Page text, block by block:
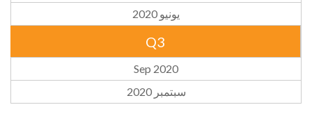
يونيو 2020
Q3
Sep 2020
سبتمبر 2020